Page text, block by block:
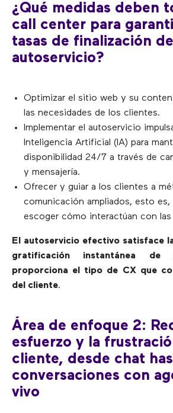
¿Qué medidas deben
call center para
tasas de finalización de
autoservicio?
Optimizar el sitio web y su
las necesidades de los clientes.
Implementar el autoservicio
Inteligencia Artificial (IA) para
disponibilidad 24/7 a través de
y mensajería.
Ofrecer y guiar a los clientes a
comunicación ampliados, esto es,
escoger cómo interactúan con las
El autoservicio efectivo satisface
gratificación instantánea
proporciona el tipo de CX que
del cliente.
Área de enfoque 2:
esfuerzo y la
cliente, desde chat
conversaciones con
vivo